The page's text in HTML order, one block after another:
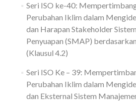
Seri ISO ke-40:
Perubahan Iklim dalam
dan Harapan Stakeholder
Penyuapan (SMAP)
(Klausul 4.2)
Seri ISO Ke – 39:
Perubahan Iklim dalam
dan Eksternal Sistem